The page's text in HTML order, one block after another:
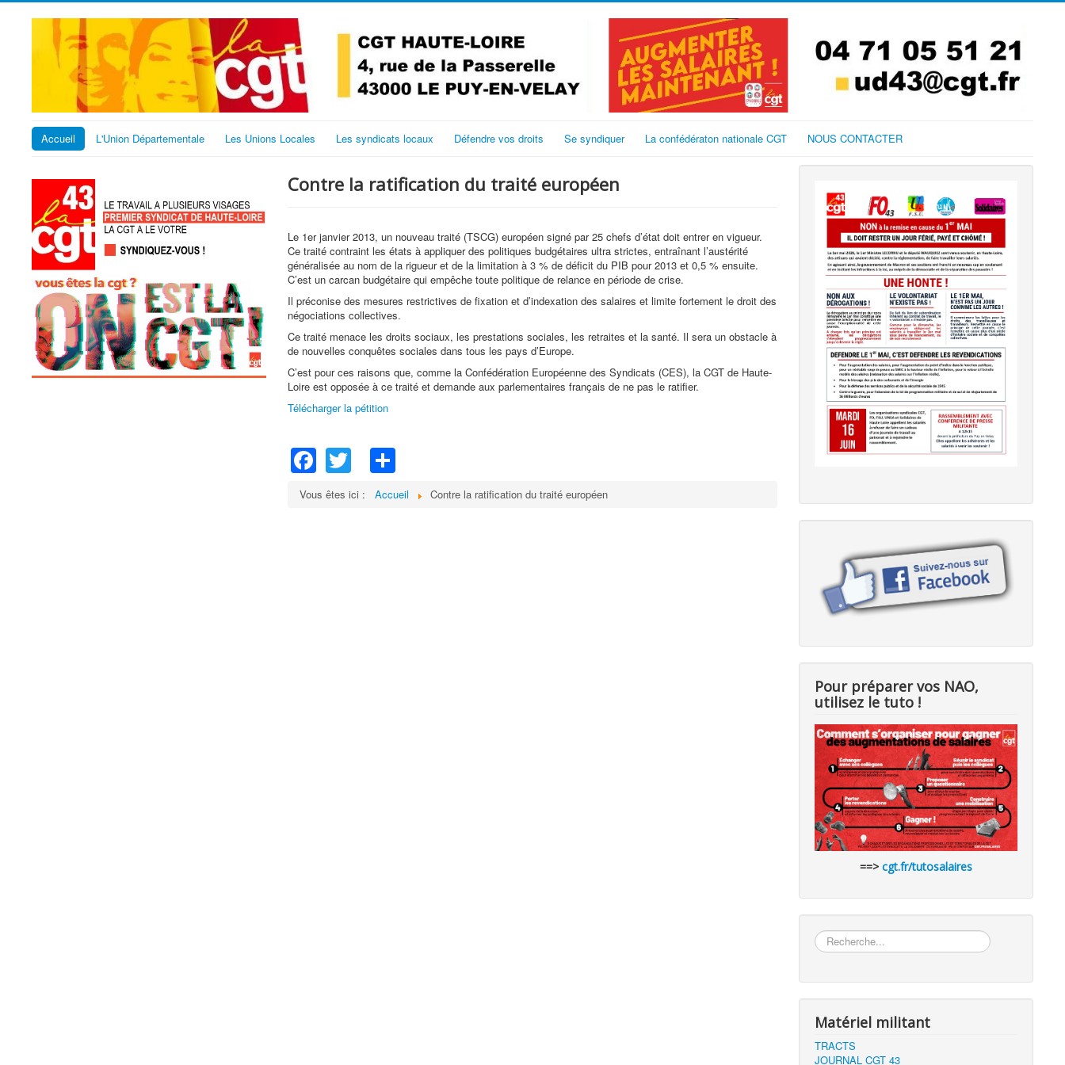
Accueil L'Union Départementale Les Unions Locales Les syndicats locaux Défendre vos droits Se syndiquer La confédératon nationale CGT NOUS CONTACTER
Contre la ratification du traité européen
Le 1er janvier 2013, un nouveau traité (TSCG) européen signé par 25 chefs d’état doit entrer en vigueur.
Ce traité contraint les états à appliquer des politiques budgétaires ultra strictes, entraînant l’austérité
généralisée au nom de la rigueur et de la limitation à 3 % de déficit du PIB pour 2013 et 0,5 % ensuite.
C’est un carcan budgétaire qui empêche toute politique de relance en période de crise.
Il préconise des mesures restrictives de fixation et d’indexation des salaires et limite fortement le droit des
négociations collectives.
Ce traité menace les droits sociaux, les prestations sociales, les retraites et la santé. Il sera un obstacle à
de nouvelles conquêtes sociales dans tous les pays d’Europe.
C’est pour ces raisons que, comme la Confédération Européenne des Syndicats (CES), la CGT de Haute-
Loire est opposée à ce traité et demande aux parlementaires français de ne pas le ratifier.
Télécharger la pétition
Facebook
TwitterShare
Vous êtes ici : Accueil Contre la ratification du traité européen
Pour préparer vos NAO,
utilisez le tuto !
==>cgt.fr/tutosalaires
Rechercher
Matériel militant
TRACTS
JOURNAL CGT 43